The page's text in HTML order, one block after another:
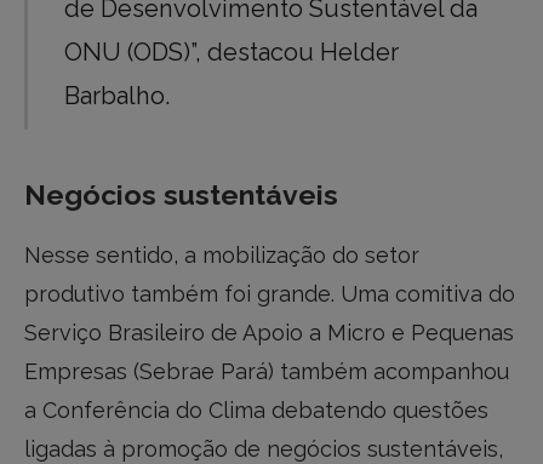
de Desenvolvimento Sustentável da
ONU (ODS)”, destacou Helder
Barbalho.
Negócios sustentáveis
Nesse sentido, a mobilização do setor
produtivo também foi grande. Uma comitiva do
Serviço Brasileiro de Apoio a Micro e Pequenas
Empresas (Sebrae Pará) também acompanhou
a Conferência do Clima debatendo questões
ligadas à promoção de negócios sustentáveis,